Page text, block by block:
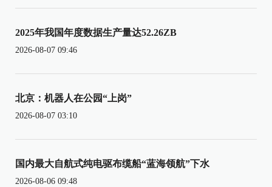
2025年我国年度数据生产量达52.26ZB
2026-08-07 09:46
北京：机器人在公园“上岗”
2026-08-07 03:10
国内最大自航式纯电驱布缆船“蓝海领航”下水
2026-08-06 09:48